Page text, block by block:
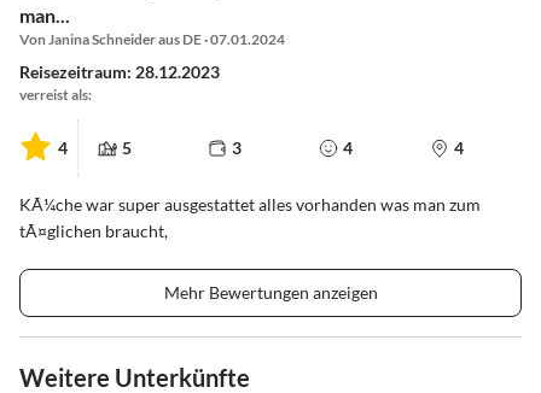
man...
Von Janina Schneider aus DE · 07.01.2024
Reisezeitraum: 28.12.2023
verreist als:
4 5 3 4 4
KÃ¼che war super ausgestattet alles vorhanden was man zum
tÃ¤glichen braucht,
Mehr Bewertungen anzeigen
Weitere Unterkünfte